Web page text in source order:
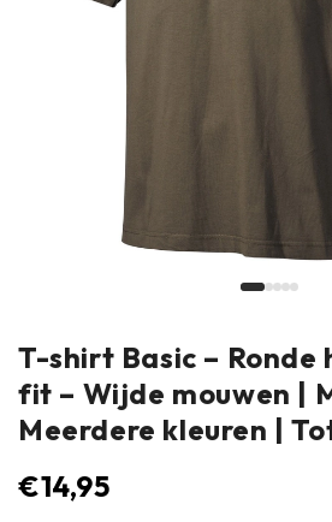
T-shirt Basic – Ronde
fit – Wijde mouwen |
Meerdere kleuren |
€14,95